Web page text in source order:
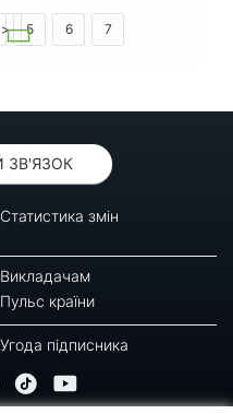
5 6 7
>
ЗВ'ЯЗОК
Статистика змін
Викладачам
Пульс країни
Угода підписника